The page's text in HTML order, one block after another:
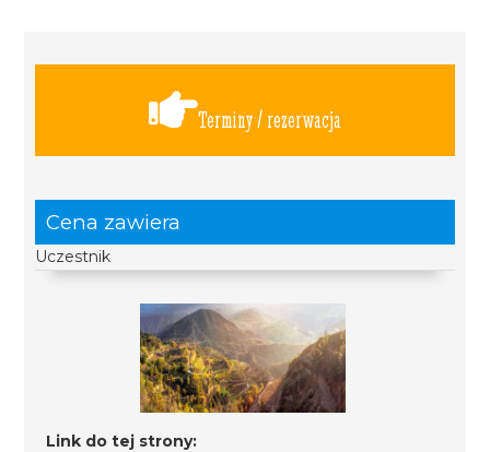
Terminy / rezerwacja
Cena zawiera
Uczestnik
Link do tej strony: